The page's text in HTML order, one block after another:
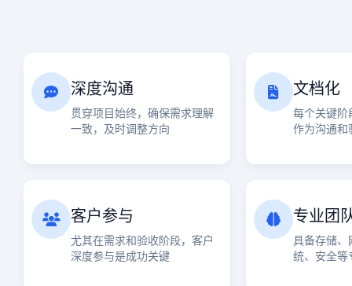
功能模块开发
实现快照、复制、去重压缩、云同步、监控告警
用户验收准备
准备UAT环境，部署候选版本，编写用户手册和
移交系统及文档，进行全面管理员和用户培训
持续改进与升级
深度沟通
贯穿项目始终，确保需求理解
一致，及时调整方向
文档化
每个关键阶
作为沟通和
客户参与
尤其在需求和验收阶段，客户
深度参与是成功关键
专业团
具备存储、
统、安全等